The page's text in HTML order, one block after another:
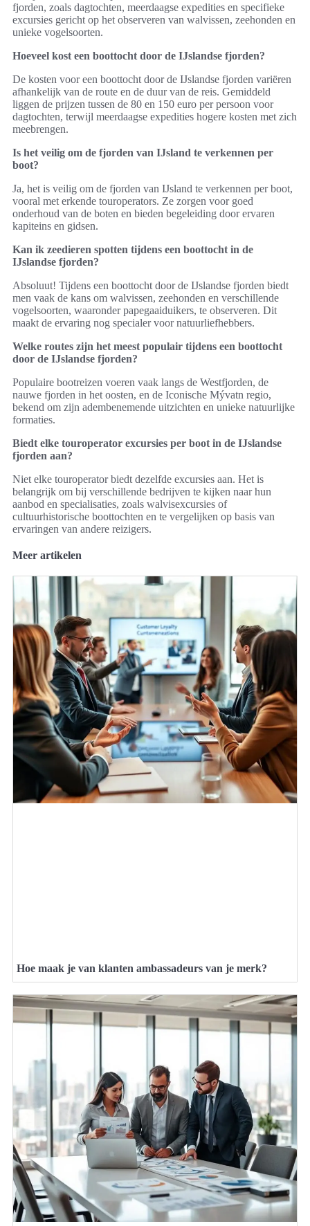
fjorden, zoals dagtochten, meerdaagse expedities en specifieke
excursies gericht op het observeren van walvissen, zeehonden en
unieke vogelsoorten.
Hoeveel kost een boottocht door de IJslandse fjorden?
De kosten voor een boottocht door de IJslandse fjorden variëren
afhankelijk van de route en de duur van de reis. Gemiddeld
liggen de prijzen tussen de 80 en 150 euro per persoon voor
dagtochten, terwijl meerdaagse expedities hogere kosten met zich
meebrengen.
Is het veilig om de fjorden van IJsland te verkennen per
boot?
Ja, het is veilig om de fjorden van IJsland te verkennen per boot,
vooral met erkende touroperators. Ze zorgen voor goed
onderhoud van de boten en bieden begeleiding door ervaren
kapiteins en gidsen.
Kan ik zeedieren spotten tijdens een boottocht in de
IJslandse fjorden?
Absoluut! Tijdens een boottocht door de IJslandse fjorden biedt
men vaak de kans om walvissen, zeehonden en verschillende
vogelsoorten, waaronder papegaaiduikers, te observeren. Dit
maakt de ervaring nog specialer voor natuurliefhebbers.
Welke routes zijn het meest populair tijdens een boottocht
door de IJslandse fjorden?
Populaire bootreizen voeren vaak langs de Westfjorden, de
nauwe fjorden in het oosten, en de Iconische Mývatn regio,
bekend om zijn adembenemende uitzichten en unieke natuurlijke
formaties.
Biedt elke touroperator excursies per boot in de IJslandse
fjorden aan?
Niet elke touroperator biedt dezelfde excursies aan. Het is
belangrijk om bij verschillende bedrijven te kijken naar hun
aanbod en specialisaties, zoals walvisexcursies of
cultuurhistorische boottochten en te vergelijken op basis van
ervaringen van andere reizigers.
Meer artikelen
Hoe maak je van klanten ambassadeurs van je merk?